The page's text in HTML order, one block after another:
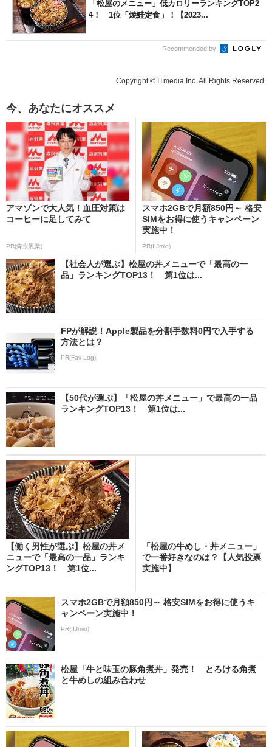
「松屋のメニュー」低カロリーランキングTOP2
4！ 1位「焼鮭定食」！【2023...
Recommended by
Copyright © ITmedia Inc. All Rights Reserved.
今、あなたにオススメ
アマゾンで大人気！血圧対策は
コーヒーに足してみて
PR(森永乳業)
スマホ2GBで月額850円～ 格安
SIMをお得に使うキャンペーン
実施中！
PR(IIJmio)
【社会人が選ぶ】松屋の丼メニューで「最高の一
品」ランキングTOP13！ 第1位は...
FPが解説！Apple製品を分割手数料0円で入手する
方法とは？
PR(Fav-Log)
【50代が選ぶ】「松屋の丼メニュー」で最高の一品
ランキングTOP13！ 第1位は...
【働く男性が選ぶ】松屋の丼メ
ニューで「最高の一品」ランキ
ングTOP13！ 第1位...
「松屋の牛めし・丼メニュー」
で一番好きなのは？【人気投票
実施中】
スマホ2GBで月額850円～ 格安SIMをお得に使うキ
ャンペーン実施中！
PR(IIJmio)
松屋「牛と味玉の豚角煮丼」発売！ とろける角煮
と牛めしの組み合わせ